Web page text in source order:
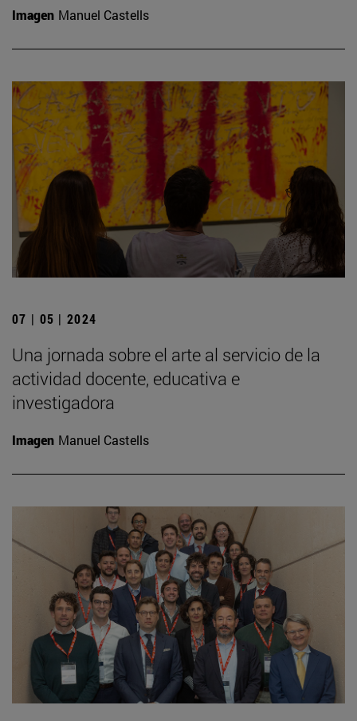
Imagen Manuel Castells
07 | 05 | 2024
Una jornada sobre el arte al servicio de la
actividad docente, educativa e
investigadora
Imagen Manuel Castells